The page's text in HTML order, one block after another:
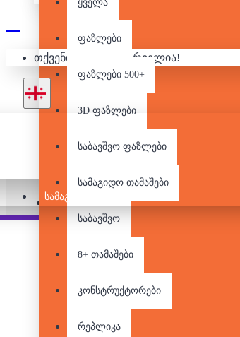
ᲡᲐᲛᲐᲒᲘᲓᲝ ᲗᲐᲛᲐᲨᲔᲑᲘ
ყველა
ფაზლები
ფაზლები 500+
3D ფაზლები
საბავშვო ფაზლები
სამაგიდო თამაშები
საბავშვო
8+ თამაშები
კონსტრუქტორები
რეპლიკა
თქვენი კალათა ცარიელია!
Pair it With People Also Bought
სამაგიდო თამაში -